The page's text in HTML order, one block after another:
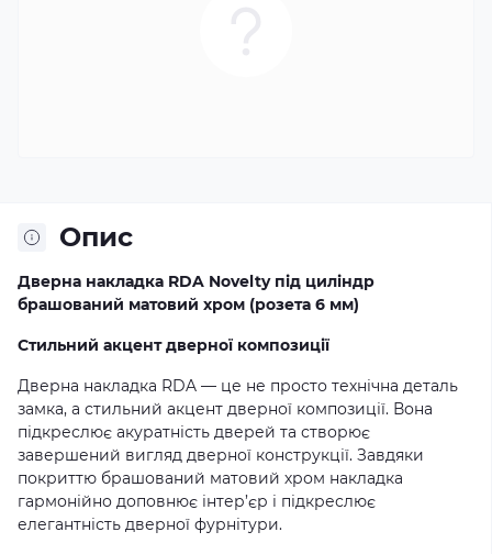
Опис
Дверна накладка RDA Novelty під циліндр
брашований матовий хром (розета 6 мм)
Стильний акцент дверної композиції
Дверна накладка RDA — це не просто технічна деталь
замка, а стильний акцент дверної композиції. Вона
підкреслює акуратність дверей та створює
завершений вигляд дверної конструкції. Завдяки
покриттю брашований матовий хром накладка
гармонійно доповнює інтер’єр і підкреслює
елегантність дверної фурнітури.